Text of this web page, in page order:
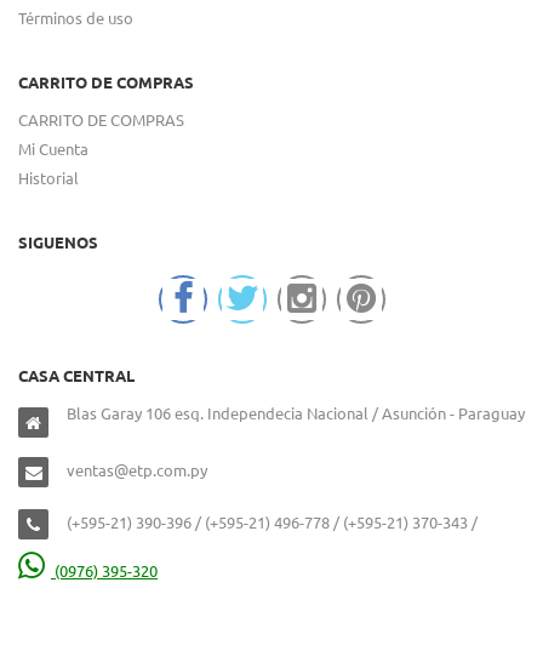
Términos de uso
CARRITO DE COMPRAS
CARRITO DE COMPRAS
Mi Cuenta
Historial
SIGUENOS
CASA CENTRAL
Blas Garay 106 esq. Independecia Nacional / Asunción - Paraguay
ventas@etp.com.py
(+595-21) 390-396 / (+595-21) 496-778 / (+595-21) 370-343 /
(0976) 395-320